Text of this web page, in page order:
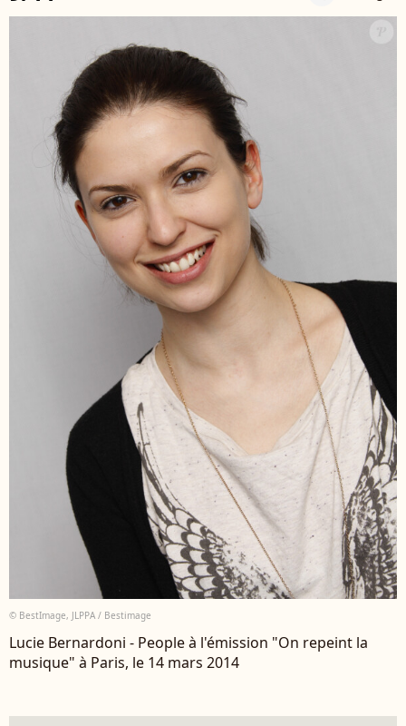
© BestImage, JLPPA / Bestimage
Lucie Bernardoni - People à l'émission "On repeint la
musique" à Paris, le 14 mars 2014